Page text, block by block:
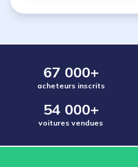
67 000+
acheteurs inscrits
54 000+
voitures vendues